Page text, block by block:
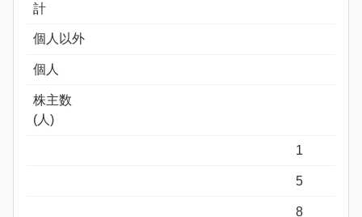
計
個人以外
個人
株主数
(人)
1
5
8